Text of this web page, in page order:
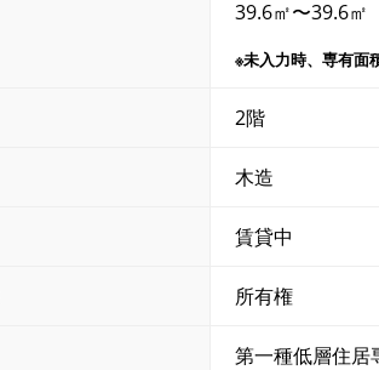
39.6㎡〜39.6㎡
※未入力時、専有面
2階
木造
賃貸中
所有権
第一種低層住居